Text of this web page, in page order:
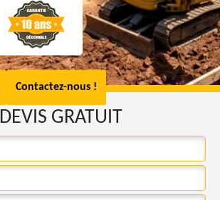
Contactez-nous !
DEVIS GRATUIT